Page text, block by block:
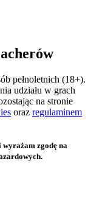
pełnoletnich (18+).
udziału w grach
na stronie
oraz regulaminem
wyrażam zgodę na